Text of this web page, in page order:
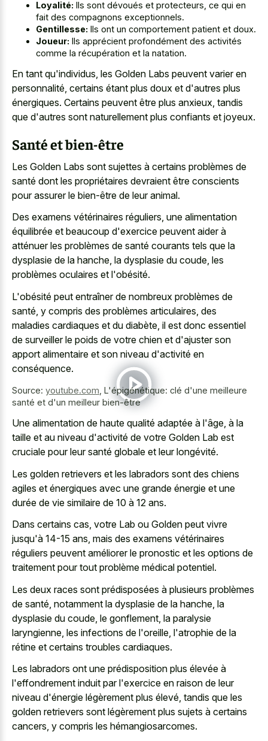
Loyalité: Ils sont dévoués et protecteurs, ce qui en
fait des compagnons exceptionnels.
Gentillesse: Ils ont un comportement patient et doux.
Joueur: Ils apprécient profondément des activités
comme la récupération et la natation.
En tant qu'individus, les Golden Labs peuvent varier en
personnalité, certains étant plus doux et d'autres plus
énergiques. Certains peuvent être plus anxieux, tandis
que d'autres sont naturellement plus confiants et joyeux.
Santé et bien-être
Les Golden Labs sont sujettes à certains problèmes de
santé dont les propriétaires devraient être conscients
pour assurer le bien-être de leur animal.
Des examens vétérinaires réguliers, une alimentation
équilibrée et beaucoup d'exercice peuvent aider à
atténuer les problèmes de santé courants tels que la
dysplasie de la hanche, la dysplasie du coude, les
problèmes oculaires et l'obésité.
L'obésité peut entraîner de nombreux problèmes de
santé, y compris des problèmes articulaires, des
maladies cardiaques et du diabète, il est donc essentiel
de surveiller le poids de votre chien et d'ajuster son
apport alimentaire et son niveau d'activité en
conséquence.
Source: youtube.com L'épigénétique: clé d'une meilleure
santé et d'un meilleur bien-être
Une alimentation de haute qualité adaptée à l'âge, à la
taille et au niveau d'activité de votre Golden Lab est
cruciale pour leur santé globale et leur longévité.
Les golden retrievers et les labradors sont des chiens
agiles et énergiques avec une grande énergie et une
durée de vie similaire de 10 à 12 ans.
Dans certains cas, votre Lab ou Golden peut vivre
jusqu'à 14-15 ans, mais des examens vétérinaires
réguliers peuvent améliorer le pronostic et les options de
traitement pour tout problème médical potentiel.
Les deux races sont prédisposées à plusieurs problèmes
de santé, notamment la dysplasie de la hanche, la
dysplasie du coude, le gonflement, la paralysie
laryngienne, les infections de l'oreille, l'atrophie de la
rétine et certains troubles cardiaques.
Les labradors ont une prédisposition plus élevée à
l'effondrement induit par l'exercice en raison de leur
niveau d'énergie légèrement plus élevé, tandis que les
golden retrievers sont légèrement plus sujets à certains
cancers, y compris les hémangiosarcomes.